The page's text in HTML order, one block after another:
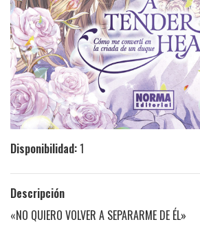
Disponibilidad:1
Descripción
«NO QUIERO VOLVER A SEPARARME DE ÉL»